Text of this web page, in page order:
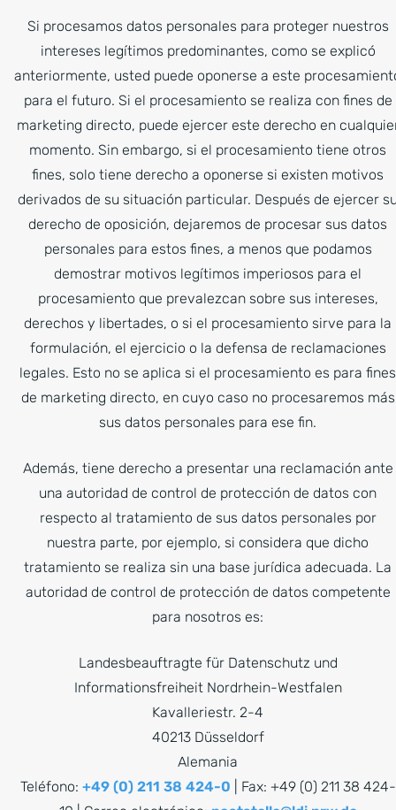
Si procesamos datos personales para proteger nuestros
intereses legítimos predominantes, como se explicó
anteriormente, usted puede oponerse a este
para el futuro. Si el procesamiento se realiza con fines de
marketing directo, puede ejercer este derecho en
momento. Sin embargo, si el procesamiento tiene otros
fines, solo tiene derecho a oponerse si existen motivos
derivados de su situación particular. Después de ejercer
derecho de oposición, dejaremos de procesar sus datos
personales para estos fines, a menos que podamos
demostrar motivos legítimos imperiosos para el
procesamiento que prevalezcan sobre sus intereses,
derechos y libertades, o si el procesamiento sirve para la
formulación, el ejercicio o la defensa de reclamaciones
legales. Esto no se aplica si el procesamiento es para fines
de marketing directo, en cuyo caso no procesaremos más
sus datos personales para ese fin.
Además, tiene derecho a presentar una reclamación ante
una autoridad de control de protección de datos con
respecto al tratamiento de sus datos personales por
nuestra parte, por ejemplo, si considera que dicho
tratamiento se realiza sin una base jurídica adecuada. La
autoridad de control de protección de datos competente
para nosotros es:
Landesbeauftragte für Datenschutz und
Informationsfreiheit Nordrhein-Westfalen
Kavalleriestr. 2-4
40213 Düsseldorf
Alemania
Teléfono: +49 (0) 211 38 424-0 | Fax: +49 (0) 211 38 424-